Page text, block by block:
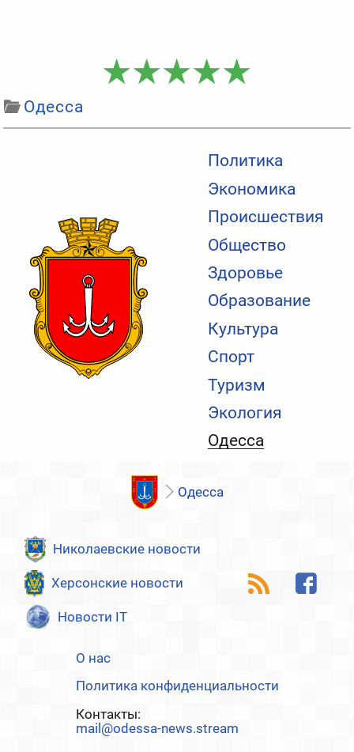
Политика
Экономика
Происшествия
Общество
Здоровье
Образование
Культура
Спорт
Туризм
Экология
Одесса
Одесса
Одесса
Николаевские новости
Херсонские новости
Новости IT
О нас
Политика конфиденциальности
Контакты:
mail@odessa-news.stream